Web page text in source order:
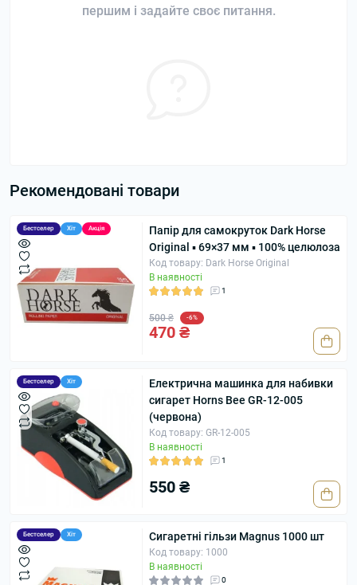
першим і задайте своє питання.
Рекомендовані товари
Бестселер Хіт Акція
Папір для самокруток Dark Horse
Original ▪ 69×37 мм ▪ 100% целюлоза
Код товару: Dark Horse Original
В наявності
1
500 ₴ -6%
470 ₴
Бестселер Хіт
Електрична машинка для набивки
сигарет Horns Bee GR-12-005
(червона)
Код товару: GR-12-005
В наявності
1
550 ₴
Бестселер Хіт Сигаретні гільзи Magnus 1000 шт
Код товару: 1000
В наявності
0